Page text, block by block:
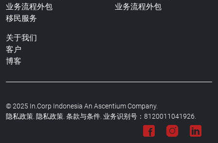
业务流程外包
移民服务
业务流程外包
关于我们
客户
博客
© 2025 In.Corp Indonesia An Ascentium Company.
隐私政策. 隐私政策. 条款与条件. 业务识别号：8120011041926.